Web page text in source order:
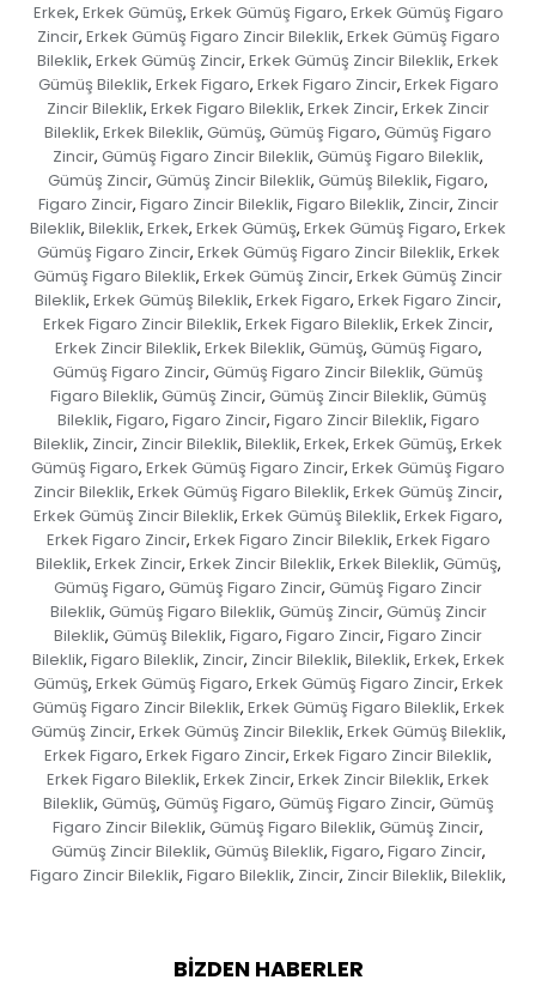
Erkek, Erkek Gümüş, Erkek Gümüş Figaro, Erkek Gümüş Figaro
Zincir, Erkek Gümüş Figaro Zincir Bileklik, Erkek Gümüş Figaro
Bileklik, Erkek Gümüş Zincir, Erkek Gümüş Zincir Bileklik, Erkek
Gümüş Bileklik, Erkek Figaro, Erkek Figaro Zincir, Erkek Figaro
Zincir Bileklik, Erkek Figaro Bileklik, Erkek Zincir, Erkek Zincir
Bileklik, Erkek Bileklik, Gümüş, Gümüş Figaro, Gümüş Figaro
Zincir, Gümüş Figaro Zincir Bileklik, Gümüş Figaro Bileklik,
Gümüş Zincir, Gümüş Zincir Bileklik, Gümüş Bileklik, Figaro,
Figaro Zincir, Figaro Zincir Bileklik, Figaro Bileklik, Zincir, Zincir
Bileklik, Bileklik, Erkek, Erkek Gümüş, Erkek Gümüş Figaro, Erkek
Gümüş Figaro Zincir, Erkek Gümüş Figaro Zincir Bileklik, Erkek
Gümüş Figaro Bileklik, Erkek Gümüş Zincir, Erkek Gümüş Zincir
Bileklik, Erkek Gümüş Bileklik, Erkek Figaro, Erkek Figaro Zincir,
Erkek Figaro Zincir Bileklik, Erkek Figaro Bileklik, Erkek Zincir,
Erkek Zincir Bileklik, Erkek Bileklik, Gümüş, Gümüş Figaro,
Gümüş Figaro Zincir, Gümüş Figaro Zincir Bileklik, Gümüş
Figaro Bileklik, Gümüş Zincir, Gümüş Zincir Bileklik, Gümüş
Bileklik, Figaro, Figaro Zincir, Figaro Zincir Bileklik, Figaro
Bileklik, Zincir, Zincir Bileklik, Bileklik, Erkek, Erkek Gümüş, Erkek
Gümüş Figaro, Erkek Gümüş Figaro Zincir, Erkek Gümüş Figaro
Zincir Bileklik, Erkek Gümüş Figaro Bileklik, Erkek Gümüş Zincir,
Erkek Gümüş Zincir Bileklik, Erkek Gümüş Bileklik, Erkek Figaro,
Erkek Figaro Zincir, Erkek Figaro Zincir Bileklik, Erkek Figaro
Bileklik, Erkek Zincir, Erkek Zincir Bileklik, Erkek Bileklik, Gümüş,
Gümüş Figaro, Gümüş Figaro Zincir, Gümüş Figaro Zincir
Bileklik, Gümüş Figaro Bileklik, Gümüş Zincir, Gümüş Zincir
Bileklik, Gümüş Bileklik, Figaro, Figaro Zincir, Figaro Zincir
Bileklik, Figaro Bileklik, Zincir, Zincir Bileklik, Bileklik, Erkek, Erkek
Gümüş, Erkek Gümüş Figaro, Erkek Gümüş Figaro Zincir, Erkek
Gümüş Figaro Zincir Bileklik, Erkek Gümüş Figaro Bileklik, Erkek
Gümüş Zincir, Erkek Gümüş Zincir Bileklik, Erkek Gümüş Bileklik,
Erkek Figaro, Erkek Figaro Zincir, Erkek Figaro Zincir Bileklik,
Erkek Figaro Bileklik, Erkek Zincir, Erkek Zincir Bileklik, Erkek
Bileklik, Gümüş, Gümüş Figaro, Gümüş Figaro Zincir, Gümüş
Figaro Zincir Bileklik, Gümüş Figaro Bileklik, Gümüş Zincir,
Gümüş Zincir Bileklik, Gümüş Bileklik, Figaro, Figaro Zincir,
Figaro Zincir Bileklik, Figaro Bileklik, Zincir, Zincir Bileklik, Bileklik,
BIZDEN HABERLER